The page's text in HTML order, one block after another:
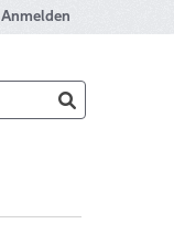
Anmelden